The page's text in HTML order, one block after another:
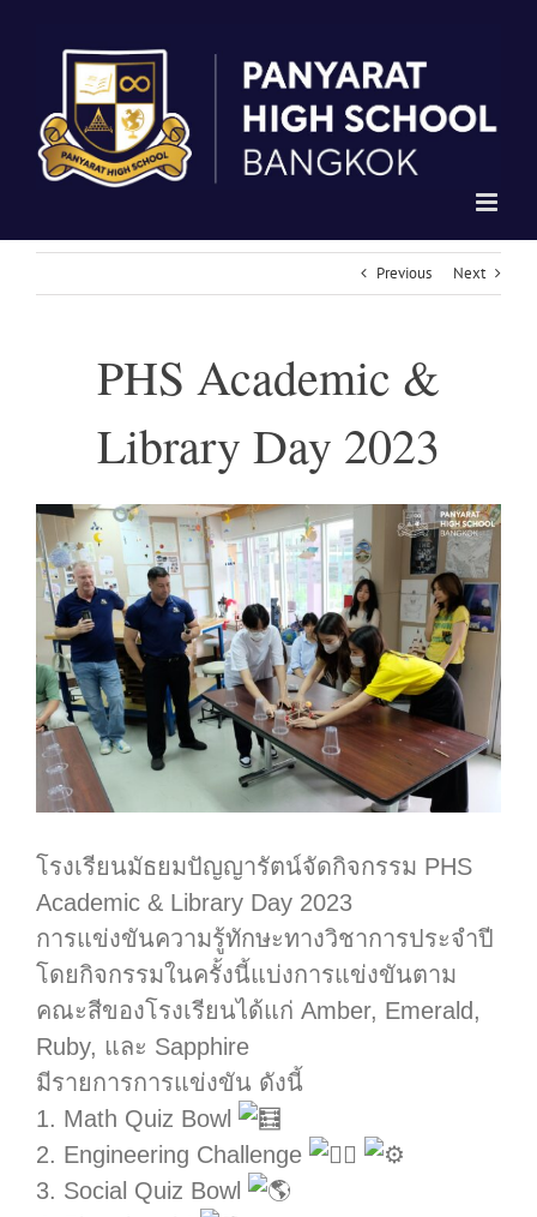
Previous Next
PHS Academic &
Library Day 2023
โรงเรียนมัธยมปัญญารัตน์จัดกิจกรรม PHS
Academic & Library Day 2023
การแข่งขันความรู้ทักษะทางวิชาการประจำปี
โดยกิจกรรมในครั้งนี้แบ่งการแข่งขันตาม
คณะสีของโรงเรียนได้แก่ Amber, Emerald,
Ruby, และ Sapphire
มีรายการการแข่งขัน ดังนี้
1. Math Quiz Bowl
2. Engineering Challenge
3. Social Quiz Bowl